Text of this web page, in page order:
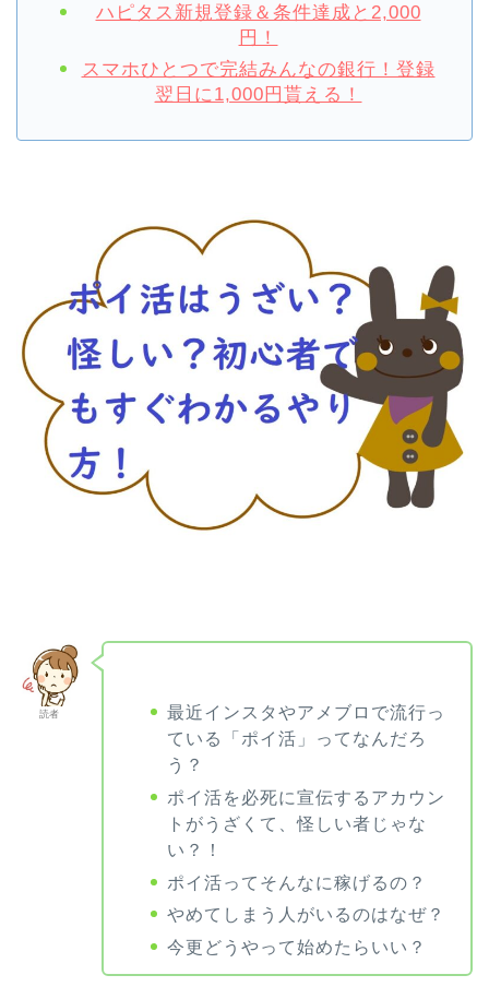
ハピタス新規登録＆条件達成と2,000
円！
スマホひとつで完結みんなの銀行！登録
翌日に1,000円貰える！
読者
最近インスタやアメブロで流行っ
ている「ポイ活」ってなんだろ
う？
ポイ活を必死に宣伝するアカウン
トがうざくて、怪しい者じゃな
い？！
ポイ活ってそんなに稼げるの？
やめてしまう人がいるのはなぜ？
今更どうやって始めたらいい？